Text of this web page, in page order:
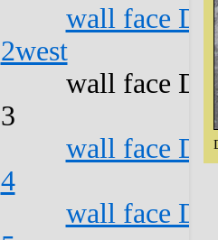
wall face
2west
wall face
3
wall face
4
wall face